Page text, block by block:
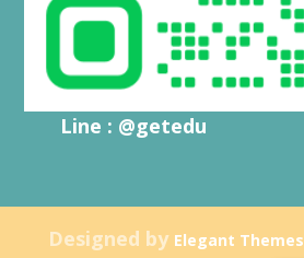
Line : @getedu
Designed by Elegant Themes